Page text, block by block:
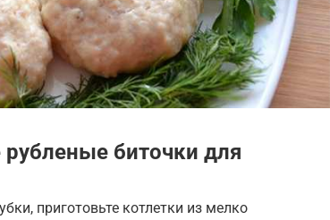
биточки для
приготовьте котлетки из мелко